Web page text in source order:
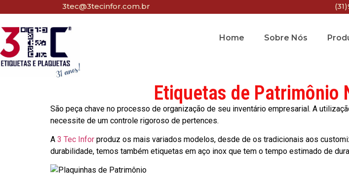
3tec@3tecinfor.com.br
Home Sobre Nós
Etiquetas de Patrimônio
São peça chave no processo de organização de seu inventário empresarial. A
necessite de um controle rigoroso de pertences.
A 3 Tec Infor produz os mais variados modelos, desde de os tradicionais aos
durabilidade, temos também etiquetas em aço inox que tem o tempo estimado de